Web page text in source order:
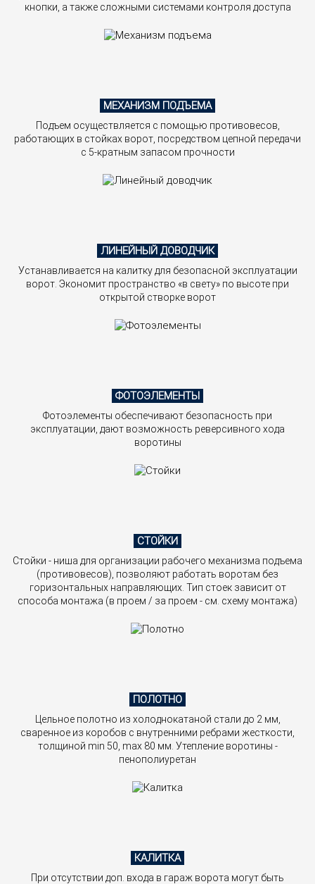
кнопки, а также сложными системами контроля доступа
МЕХАНИЗМ ПОДЪЕМА
Подъем осуществляется с помощью противовесов,
работающих в стойках ворот, посредством цепной передачи
с 5-кратным запасом прочности
ЛИНЕЙНЫЙ ДОВОДЧИК
Устанавливается на калитку для безопасной эксплуатации
ворот. Экономит пространство «в свету» по высоте при
открытой створке ворот
ФОТОЭЛЕМЕНТЫ
Фотоэлементы обеспечивают безопасность при
эксплуатации, дают возможность реверсивного хода
воротины
СТОЙКИ
Стойки - ниша для организации рабочего механизма подъема
(противовесов), позволяют работать воротам без
горизонтальных направляющих. Тип стоек зависит от
способа монтажа (в проем / за проем - см. схему монтажа)
ПОЛОТНО
Цельное полотно из холоднокатаной стали до 2 мм,
сваренное из коробов с внутренними ребрами жесткости,
толщиной min 50, max 80 мм. Утепление воротины -
пенополиуретан
КАЛИТКА
При отсутствии доп. входа в гараж ворота могут быть